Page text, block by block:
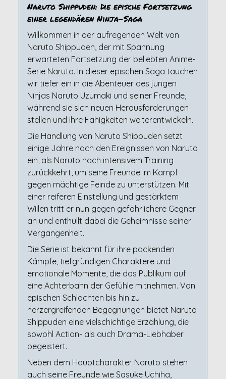
Naruto Shippuden: Die epische Fortsetzung
einer legendären Ninja-Saga
Willkommen in der aufregenden Welt von
Naruto Shippuden, der mit Spannung
erwarteten Fortsetzung der beliebten Anime-
Serie Naruto. In dieser epischen Saga tauchen
wir tiefer ein in die Abenteuer des jungen
Ninjas Naruto Uzumaki und seiner Freunde,
während sie sich neuen Herausforderungen
stellen und ihre Fähigkeiten weiterentwickeln.
Die Handlung von Naruto Shippuden setzt
einige Jahre nach den Ereignissen von Naruto
ein, als Naruto nach intensivem Training
zurückkehrt, um seine Freunde im Kampf
gegen mächtige Feinde zu unterstützen. Mit
einer reiferen Einstellung und gestärktem
Willen tritt er nun gegen gefährlichere Gegner
an und enthüllt dabei die Geheimnisse seiner
Vergangenheit.
Die Serie ist bekannt für ihre packenden
Kämpfe, tiefgründigen Charaktere und
emotionale Momente, die das Publikum auf
eine Achterbahn der Gefühle mitnehmen. Von
epischen Schlachten bis hin zu
herzergreifenden Begegnungen bietet Naruto
Shippuden eine vielschichtige Erzählung, die
sowohl Action- als auch Drama-Liebhaber
begeistert.
Neben dem Hauptcharakter Naruto stehen
auch seine Freunde wie Sasuke Uchiha,